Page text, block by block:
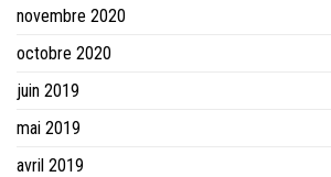
novembre 2020
octobre 2020
juin 2019
mai 2019
avril 2019